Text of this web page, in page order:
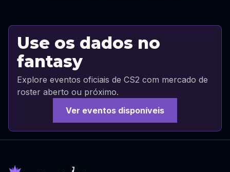
Use os dados no
fantasy
Explore eventos oficiais de CS2 com mercado de
roster aberto ou próximo.
Ver eventos disponíveis